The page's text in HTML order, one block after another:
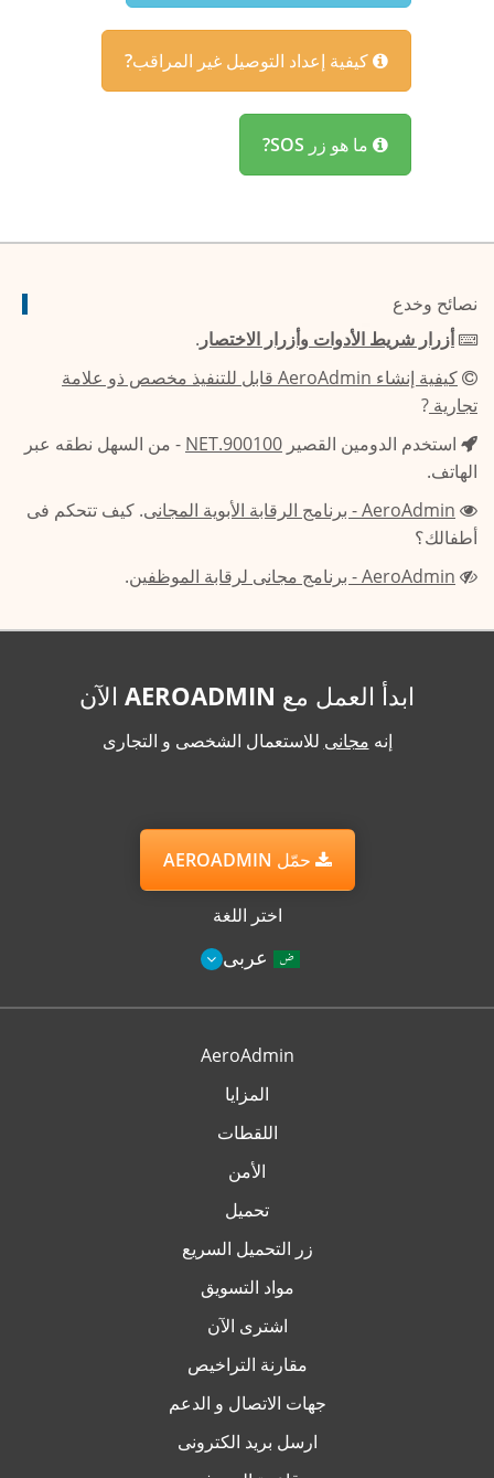
كيفية إعداد التوصيل غير المراقب?
ما هو زر SOS?
نصائح وخدع
أزرار شريط الأدوات وأزرار الاختصار .
كيفية إنشاء AeroAdmin قابل للتنفيذ مخصص ذو علامة
تجارية ?
استخدم الدومين القصير 900100.NET
- من السهل نطقه عبر
الهاتف.
AeroAdmin - برنامج الرقابة الأبوية المجانى
. كيف تتحكم فى
أطفالك؟
AeroAdmin - برنامج مجانى لرقابة الموظفين
.
ابدأ العمل مع AEROADMIN الآن
إنه مجانى للاستعمال الشخصى و التجارى
حمّل AEROADMIN
اختر اللغة
AeroAdmin
المزايا
اللقطات
الأمن
تحميل
زر التحميل السريع
مواد التسويق
اشترى الآن
مقارنة التراخيص
جهات الاتصال و الدعم
ارسل بريد الكترونى